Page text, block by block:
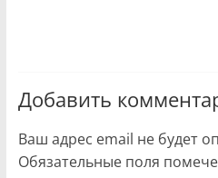
Добавить
Ваш адрес email не будет
Обязательные поля